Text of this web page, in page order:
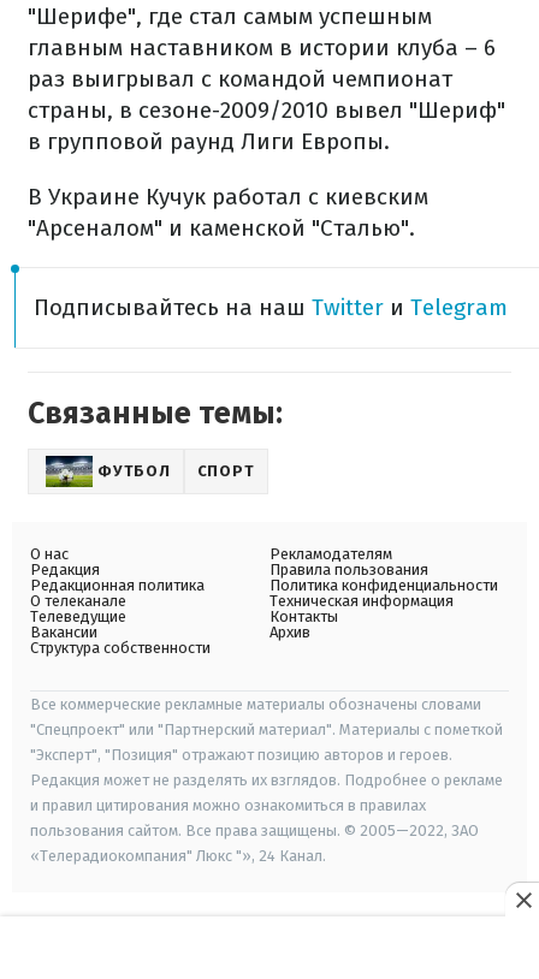
"Шерифе", где стал самым успешным
главным наставником в истории клуба – 6
раз выигрывал с командой чемпионат
страны, в сезоне-2009/2010 вывел "Шериф"
в групповой раунд Лиги Европы.
В Украине Кучук работал с киевским
"Арсеналом" и каменской "Сталью".
Подписывайтесь на наш Twitter и Telegram
Связанные темы:
ФУТБОЛ СПОРТ
О нас
Редакция
Редакционная политика
О телеканале
Телеведущие
Вакансии
Структура собственности
Рекламодателям
Правила пользования
Политика конфиденциальности
Техническая информация
Контакты
Архив
Все коммерческие рекламные материалы обозначены словами
"Спецпроект" или "Партнерский материал". Материалы с пометкой
"Эксперт", "Позиция" отражают позицию авторов и героев.
Редакция может не разделять их взглядов. Подробнее о рекламе
и правил цитирования можно ознакомиться в правилах
пользования сайтом. Все права защищены. © 2005—2022, ЗАО
«Телерадиокомпания" Люкс "», 24 Канал.